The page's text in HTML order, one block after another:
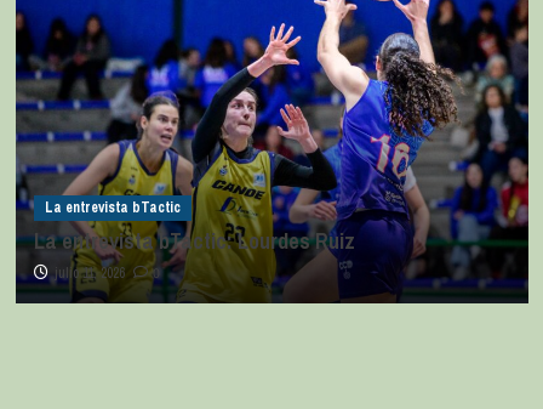
La entrevista bTactic
La entrevista bTactic: Lourdes Ruiz
julio 11, 2026 0